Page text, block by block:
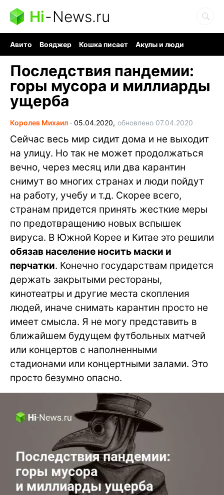
Hi-News.ru
Авито Вояджер Кошка писает
Акулы и люди
Последствия пандемии:
горы мусора и миллиарды
ущерба
Королев Михаил ∙ 05.04.2020, обновлено 07.04.2020
Сейчас весь мир сидит дома и не выходит
на улицу. Но так не может продолжаться
вечно, через месяц или два карантин
снимут во многих странах и люди пойдут
на работу, учебу и т.д. Скорее всего,
странам придется принять жесткие меры
по предотвращению новых вспышек
вируса. В Южной Корее и Китае это решили
обязав население носить маски и
перчатки. Конечно государствам придется
держать закрытыми рестораны,
кинотеатры и другие места скопления
людей, иначе снимать карантин просто не
имеет смысла. Я не могу представить в
ближайшем будущем футбольных матчей
или концертов с наполненными
стадионами или концертными залами. Это
просто безумно опасно.